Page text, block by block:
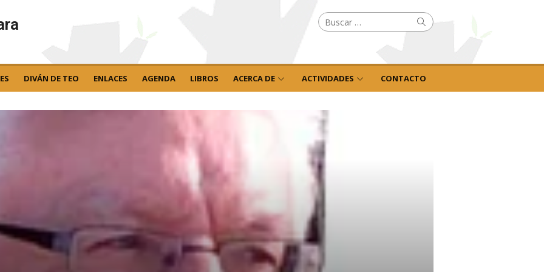
Buscar
por: Buscar
DIVÁN DE TEO ENLACES AGENDA LIBROS ACERCA DE ACTIVIDADES CONTACTO